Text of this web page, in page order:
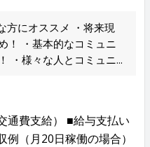
にオススメ ・将来現
！ ・基本的なコミュニ
・様々な人とコミュニ...
通費支給） ■給与支払い
（月20日稼働の場合）